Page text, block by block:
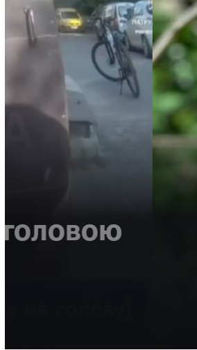
Зеленський